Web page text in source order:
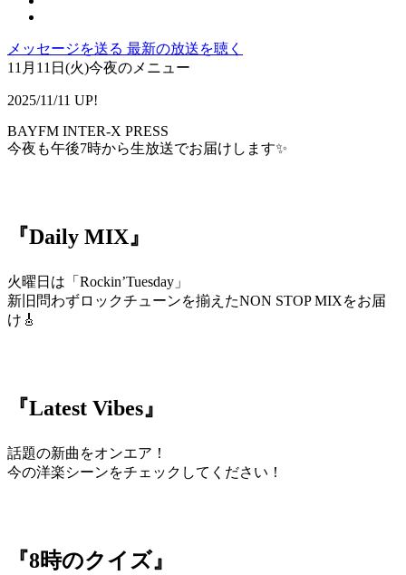
メッセージを送る 最新の放送を聴く
11月11日(火)今夜のメニュー
2025/11/11 UP!
BAYFM INTER-X PRESS
今夜も午後7時から生放送でお届けします✨
『Daily MIX』
火曜日は「Rockin’Tuesday」
新旧問わずロックチューンを揃えたNON STOP MIXをお届
け🎸
『Latest Vibes』
話題の新曲をオンエア！
今の洋楽シーンをチェックしてください！
『8時のクイズ』